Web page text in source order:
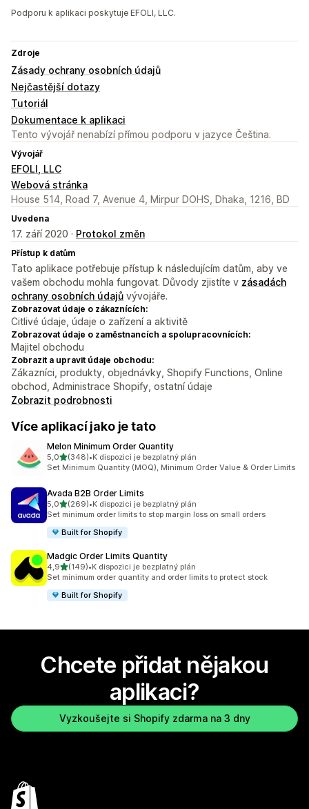
Podporu k aplikaci poskytuje EFOLI, LLC.
Zdroje
Zásady ochrany osobních údajů
Nejčastější dotazy
Tutoriál
Dokumentace k aplikaci
Tento vývojář nenabízí přímou podporu v jazyce Čeština.
Vývojář
EFOLI, LLC
Webová stránka
House 514, Road 7, Avenue 4, Mirpur DOHS, Dhaka, 1216, BD
Uvedena
17. září 2020 · Protokol změn
Přístup k datům
Tato aplikace potřebuje přístup k následujícím datům, aby ve
vašem obchodu mohla fungovat. Důvody zjistíte v zásadách
ochrany osobních údajů vývojáře.
Zobrazovat údaje o zákaznících:
Citlivé údaje, údaje o zařízení a aktivitě
Zobrazovat údaje o zaměstnancích a spolupracovnících:
Majitel obchodu
Zobrazit a upravit údaje obchodu:
Zákazníci, produkty, objednávky, Shopify Functions, Online
obchod, Administrace Shopify, ostatní údaje
Zobrazit podrobnosti
Více aplikací jako je tato
Melon Minimum Order Quantity
5,0z 5 hvězd
(348)
Celkový počet recenzí: 348
•K dispozici je bezplatný plán
Set Minimum Quantity (MOQ), Minimum Order Value & Order Limits
Avada B2B Order Limits
5,0z 5 hvězd
(269)
Celkový počet recenzí: 269
•K dispozici je bezplatný plán
Set minimum order limits to stop margin loss on small orders
Built for Shopify
Madgic Order Limits Quantity
4,9z 5 hvězd
(149)
Celkový počet recenzí: 149
•K dispozici je bezplatný plán
Set minimum order quantity and order limits to protect stock
Built for Shopify
Chcete přidat nějakou
aplikaci?
Vyzkoušejte si Shopify zdarma na 3 dny